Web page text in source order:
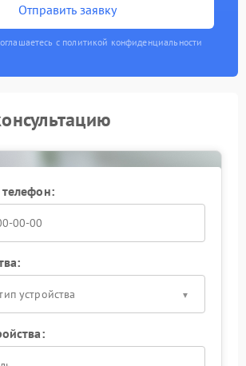
Отправить заявку
с политикой конфиденциальности
устройства